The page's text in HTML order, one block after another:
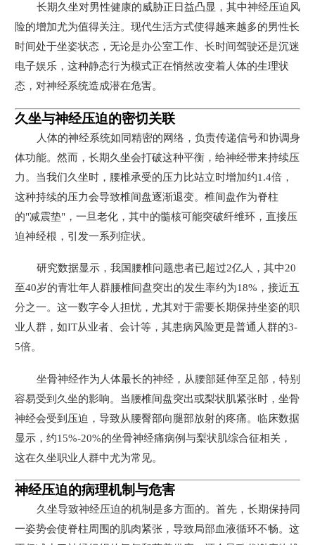
长期久坐对男性健康的威胁正日益凸显，其中神经压迫风
险的增加尤为值得关注。现代生活方式使得越来越多的男性长
时间处于坐姿状态，无论是办公室工作、长时间驾驶还是沉迷
电子娱乐，这种静态行为模式正在悄然改变着人体的生理状
态，对神经系统造成潜在危害。
久坐与神经压迫的密切关联
人体的神经系统如同精密的网络，负责传递信号和协调身
体功能。然而，长期久坐会打破这种平衡，给神经带来持续压
力。当我们久坐时，腰椎承受的压力比站立时增加约1.4倍，
这种持续的压力会导致椎间盘逐渐退变。椎间盘作为脊柱
的"减震垫"，一旦老化，其中的髓核可能突破纤维环，直接压
迫神经根，引发一系列症状。
研究数据显示，我国腰椎问题患者已超过2亿人，其中20
至40岁的青壮年人群腰椎间盘突出的发生率约为18%，接近五
分之一。这一数字令人担忧，尤其对于需要长期保持坐姿的职
业人群，如IT从业者、会计等，其患病风险更是普通人群的3-
5倍。
坐骨神经作为人体最长的神经，从腰部延伸至足部，特别
容易受到久坐的影响。当腰椎间盘突出或梨状肌紧张时，坐骨
神经会受到压迫，导致从腰臀部向腿部放射的疼痛。临床数据
显示，约15%-20%的坐骨神经痛病例与梨状肌综合征相关，
这在久坐职业人群中尤为常见。
神经压迫的病理机制与危害
久坐导致神经压迫的机制是多方面的。首先，长期保持同
一姿势会使脊柱周围的肌肉紧张，导致局部血液循环不畅。这